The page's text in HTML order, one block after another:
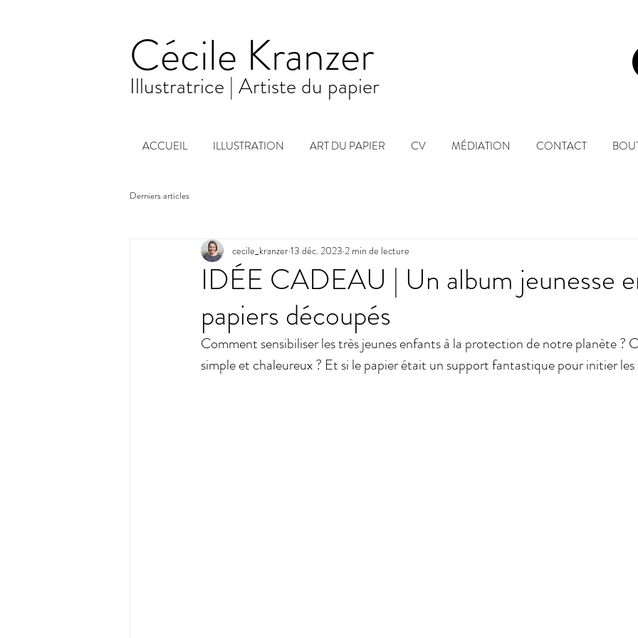
Cécile Kranzer
Illustratrice | Artiste du papier
ACCUEIL ILLUSTRATION ART DU PAPIER CV MÉDIATION CONTACT
Derniers articles
IDÉE CADEAU | Un album jeunesse
papiers découpés
cecile_kranzer13 déc. 2023 2 min de lecture
Comment sensibiliser les très jeunes enfants à la protection de notre planète ?
simple et chaleureux ? Et si le papier était un support fantastique pour initier